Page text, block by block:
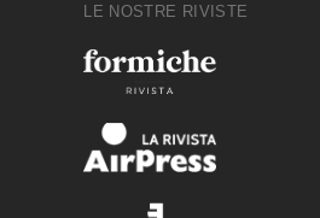
LE NOSTRE RIVISTE